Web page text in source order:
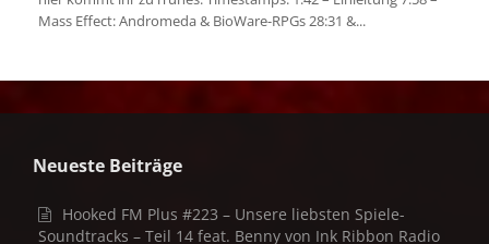
Mass Effect: Andromeda & BioWare-RPGs 28:31 &...
Neueste Beiträge
Hooked FM Plus #223 – Unsere liebsten Spiele-
Soundtracks – Teil 14 feat. Benny von Ink Ribbon Radio